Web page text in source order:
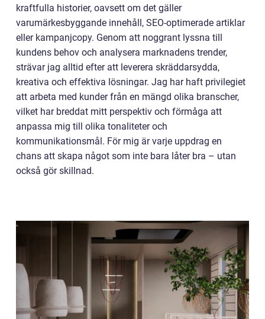
kraftfulla historier, oavsett om det gäller
varumärkesbyggande innehåll, SEO-optimerade artiklar
eller kampanjcopy. Genom att noggrant lyssna till
kundens behov och analysera marknadens trender,
strävar jag alltid efter att leverera skräddarsydda,
kreativa och effektiva lösningar. Jag har haft privilegiet
att arbeta med kunder från en mängd olika branscher,
vilket har breddat mitt perspektiv och förmåga att
anpassa mig till olika tonaliteter och
kommunikationsmål. För mig är varje uppdrag en
chans att skapa något som inte bara låter bra – utan
också gör skillnad.